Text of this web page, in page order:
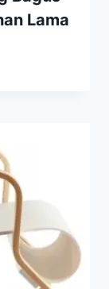
Lama